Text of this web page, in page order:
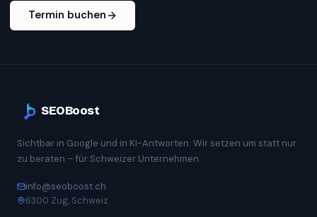
Termin buchen
SEOBoost
Sichtbar in Google und in KI-Antworten. Wir setzen um statt nur
zu beraten – für Schweizer Unternehmen.
info@seoboost.ch
6300 Zug, Schweiz